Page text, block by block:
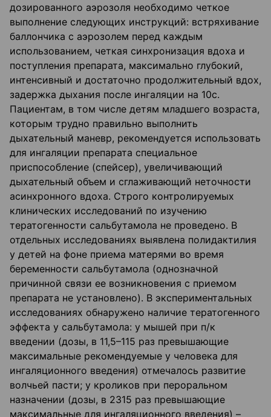
дозированного аэрозоля необходимо четкое
выполнение следующих инструкций: встряхивание
баллончика с аэрозолем перед каждым
использованием, четкая синхронизация вдоха и
поступления препарата, максимально глубокий,
интенсивный и достаточно продолжительный вдох,
задержка дыхания после ингаляции на 10с.
Пациентам, в том числе детям младшего возраста,
которым трудно правильно выполнить
дыхательный маневр, рекомендуется использовать
для ингаляции препарата специальное
приспособление (спейсер), увеличивающий
дыхательный объем и сглаживающий неточности
асинхронного вдоха. Строго контролируемых
клинических исследований по изучению
тератогенности сальбутамола не проведено. В
отдельных исследованиях выявлена полидактилия
у детей на фоне приема матерями во время
беременности сальбутамола (однозначной
причинной связи ее возникновения с приемом
препарата не установлено). В экспериментальных
исследованиях обнаружено наличие тератогенного
эффекта у сальбутамола: у мышей при п/к
введении (дозы, в 11,5–115 раз превышающие
максимальные рекомендуемые у человека для
ингаляционного введения) отмечалось развитие
волчьей пасти; у кроликов при пероральном
назначении (дозы, в 2315 раз превышающие
максимальные для ингаляционного введения) –